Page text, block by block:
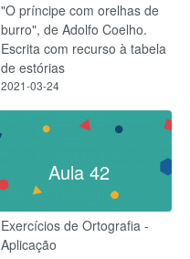
"O príncipe com orelhas de
burro", de Adolfo Coelho.
Escrita com recurso à tabela
de estórias
2021-03-24
Aula 42
Exercícios de Ortografia -
Aplicação